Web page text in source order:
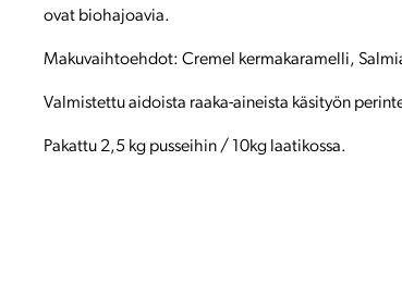
ovat biohajoavia.
Makuvaihtoehdot: Cremel kermakaramelli,
Valmistettu aidoista raaka-aineista käsityön
Pakattu 2,5 kg pusseihin / 10kg laatikossa.